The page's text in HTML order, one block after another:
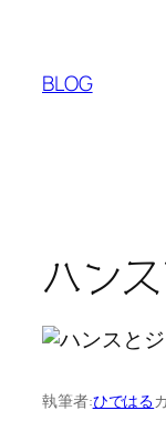
BLOG
ハン
執筆者:ひではる